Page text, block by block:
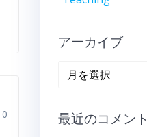
0
アーカイブ
イ
最近のコメント